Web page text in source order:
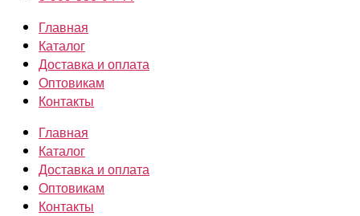
Главная
Каталог
Доставка и оплата
Оптовикам
Контакты
Главная
Каталог
Доставка и оплата
Оптовикам
Контакты